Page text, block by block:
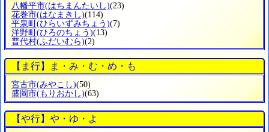
八幡平市(はちまんたいし)(23)
花巻市(はなまきし)(114)
平泉町(ひらいずみちょう)(7)
洋野町(ひろのちょう)(13)
普代村(ふだいむら)(2)
【ま行】ま・み・む・め・も
宮古市(みやこし)(50)
盛岡市(もりおかし)(63)
【や行】や・ゆ・よ